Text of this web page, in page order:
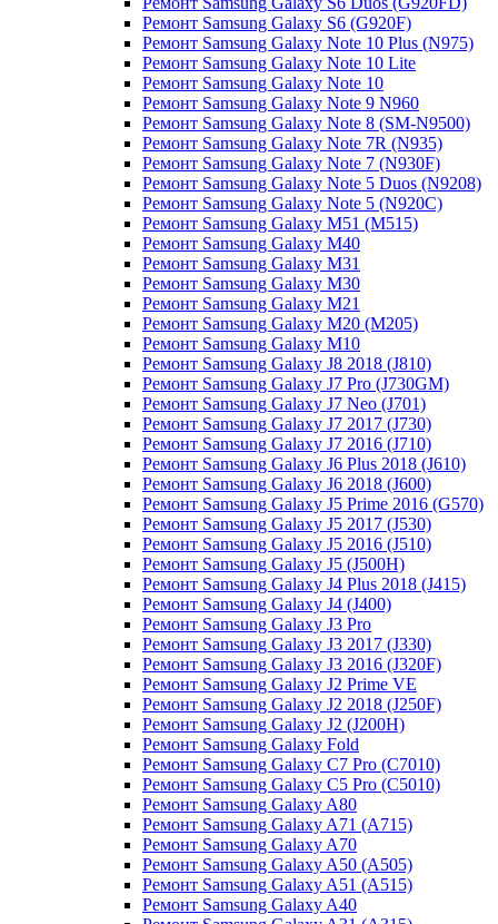
Ремонт Samsung Galaxy S6 (G920F)
Ремонт Samsung Galaxy Note 10 Plus (N975)
Ремонт Samsung Galaxy Note 10 Lite
Ремонт Samsung Galaxy Note 10
Ремонт Samsung Galaxy Note 9 N960
Ремонт Samsung Galaxy Note 8 (SM-N9500)
Ремонт Samsung Galaxy Note 7R (N935)
Ремонт Samsung Galaxy Note 7 (N930F)
Ремонт Samsung Galaxy Note 5 Duos (N9208)
Ремонт Samsung Galaxy Note 5 (N920C)
Ремонт Samsung Galaxy M51 (M515)
Ремонт Samsung Galaxy M40
Ремонт Samsung Galaxy M31
Ремонт Samsung Galaxy M30
Ремонт Samsung Galaxy M21
Ремонт Samsung Galaxy M20 (M205)
Ремонт Samsung Galaxy M10
Ремонт Samsung Galaxy J8 2018 (J810)
Ремонт Samsung Galaxy J7 Pro (J730GM)
Ремонт Samsung Galaxy J7 Neo (J701)
Ремонт Samsung Galaxy J7 2017 (J730)
Ремонт Samsung Galaxy J7 2016 (J710)
Ремонт Samsung Galaxy J6 Plus 2018 (J610)
Ремонт Samsung Galaxy J6 2018 (J600)
Ремонт Samsung Galaxy J5 Prime 2016 (G570)
Ремонт Samsung Galaxy J5 2017 (J530)
Ремонт Samsung Galaxy J5 2016 (J510)
Ремонт Samsung Galaxy J5 (J500H)
Ремонт Samsung Galaxy J4 Plus 2018 (J415)
Ремонт Samsung Galaxy J4 (J400)
Ремонт Samsung Galaxy J3 Pro
Ремонт Samsung Galaxy J3 2017 (J330)
Ремонт Samsung Galaxy J3 2016 (J320F)
Ремонт Samsung Galaxy J2 Prime VE
Ремонт Samsung Galaxy J2 2018 (J250F)
Ремонт Samsung Galaxy J2 (J200H)
Ремонт Samsung Galaxy Fold
Ремонт Samsung Galaxy C7 Pro (C7010)
Ремонт Samsung Galaxy C5 Pro (C5010)
Ремонт Samsung Galaxy A80
Ремонт Samsung Galaxy A71 (A715)
Ремонт Samsung Galaxy A70
Ремонт Samsung Galaxy A50 (A505)
Ремонт Samsung Galaxy A51 (A515)
Ремонт Samsung Galaxy A40